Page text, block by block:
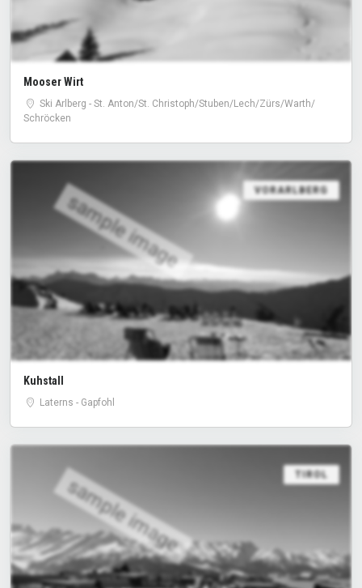
Mooser Wirt
Ski Arlberg - St. Anton/​St. Christoph/​Stuben/​Lech/​Zürs/​Warth/​
Schröcken
sample image
VORARLBERG
Kuhstall
Laterns - Gapfohl
sample image
TIROL